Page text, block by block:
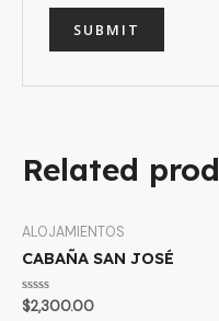
Related
ALOJAMIENTOS
CABAÑA SAN JOSÉ
Rated
0
$2,300.00